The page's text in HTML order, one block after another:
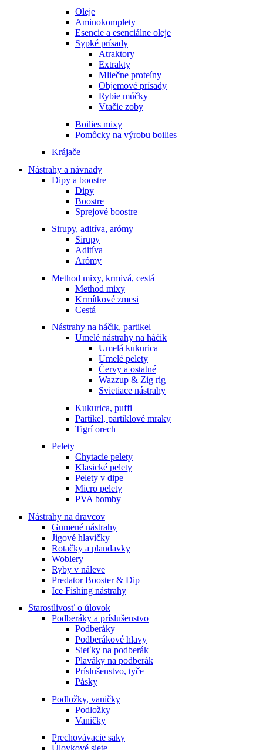
Oleje
Aminokomplety
Esencie a esenciálne oleje
Sypké prísady
Atraktory
Extrakty
Mliečne proteíny
Objemové prísady
Rybie múčky
Vtačie zoby
Boilies mixy
Pomôcky na výrobu boilies
Krájače
Nástrahy a návnady
Dipy a boostre
Dipy
Boostre
Sprejové boostre
Sirupy, aditíva, arómy
Sirupy
Aditíva
Arómy
Method mixy, krmivá, cestá
Method mixy
Krmítkové zmesi
Cestá
Nástrahy na háčik, partikel
Umelé nástrahy na háčik
Umelá kukurica
Umelé pelety
Červy a ostatné
Wazzup & Zig rig
Svietiace nástrahy
Kukurica, puffi
Partikel, partiklové mraky
Tigrí orech
Pelety
Chytacie pelety
Klasické pelety
Pelety v dipe
Micro pelety
PVA bomby
Nástrahy na dravcov
Gumené nástrahy
Jigové hlavičky
Rotačky a plandavky
Woblery
Ryby v náleve
Predator Booster & Dip
Ice Fishing nástrahy
Starostlivosť o úlovok
Podberáky a príslušenstvo
Podberáky
Podberákové hlavy
Sieťky na podberák
Plaváky na podberák
Príslušenstvo, tyče
Pásky
Podložky, vaničky
Podložky
Vaničky
Prechovávacie saky